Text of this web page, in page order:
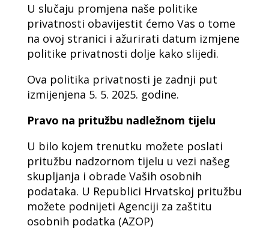
U slučaju promjena naše politike
privatnosti obavijestit ćemo Vas o tome
na ovoj stranici i ažurirati datum izmjene
politike privatnosti dolje kako slijedi.
Ova politika privatnosti je zadnji put
izmijenjena 5. 5. 2025. godine.
Pravo na pritužbu nadležnom tijelu
U bilo kojem trenutku možete poslati
pritužbu nadzornom tijelu u vezi našeg
skupljanja i obrade Vaših osobnih
podataka. U Republici Hrvatskoj pritužbu
možete podnijeti Agenciji za zaštitu
osobnih podatka (AZOP)